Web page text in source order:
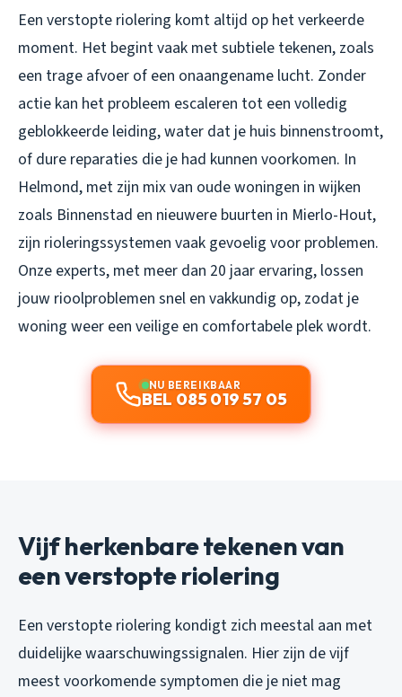
Een verstopte riolering komt altijd op het verkeerde
moment. Het begint vaak met subtiele tekenen, zoals
een trage afvoer of een onaangename lucht. Zonder
actie kan het probleem escaleren tot een volledig
geblokkeerde leiding, water dat je huis binnenstroomt,
of dure reparaties die je had kunnen voorkomen. In
Helmond, met zijn mix van oude woningen in wijken
zoals Binnenstad en nieuwere buurten in Mierlo-Hout,
zijn rioleringssystemen vaak gevoelig voor problemen.
Onze experts, met meer dan 20 jaar ervaring, lossen
jouw rioolproblemen snel en vakkundig op, zodat je
woning weer een veilige en comfortabele plek wordt.
NU BEREIKBAAR
BEL 085 019 57 05
Vijf herkenbare tekenen van
een verstopte riolering
Een verstopte riolering kondigt zich meestal aan met
duidelijke waarschuwingssignalen. Hier zijn de vijf
meest voorkomende symptomen die je niet mag